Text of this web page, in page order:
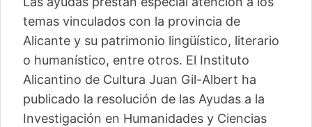
temas vinculados con la provincia de
Alicante y su patrimonio lingüístico, literario
o humanístico, entre otros. El Instituto
Alicantino de Cultura Juan Gil-Albert ha
publicado la resolución de las Ayudas a la
Investigación en Humanidades y Ciencias